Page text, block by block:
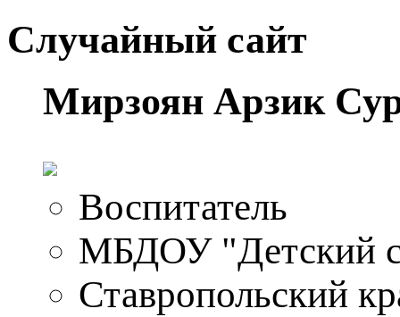
Случайный сайт
Мирзоян Арзик
Воспитатель
МБДОУ "Детский
Ставропольский